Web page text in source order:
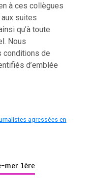
à ces collègues
suites
qu’à toute
Nous
conditions de
d’emblée
agressées en
mer 1ère